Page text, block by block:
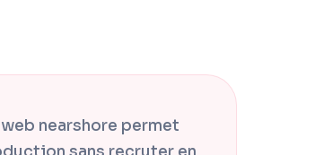
nearshore permet